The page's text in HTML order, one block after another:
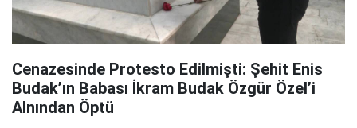
Cenazesinde Protesto Edilmişti: Şehit Enis
Budak’ın Babası İkram Budak Özgür Özel’i
Alnından Öptü